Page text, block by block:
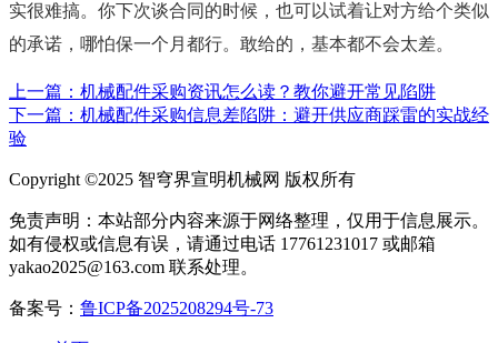
实很难搞。你下次谈合同的时候，也可以试着让对方给个类似
的承诺，哪怕保一个月都行。敢给的，基本都不会太差。
上一篇：机械配件采购资讯怎么读？教你避开常见陷阱
下一篇：机械配件采购信息差陷阱：避开供应商踩雷的实战经
验
Copyright ©2025 智穹界宣明机械网 版权所有
免责声明：本站部分内容来源于网络整理，仅用于信息展示。
如有侵权或信息有误，请通过电话 17761231017 或邮箱
yakao2025@163.com 联系处理。
备案号： 鲁ICP备2025208294号-73